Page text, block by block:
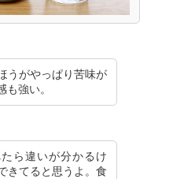
うがやっぱり苦味が
強い。
ら違いが分かるけ
きてると思うよ。食